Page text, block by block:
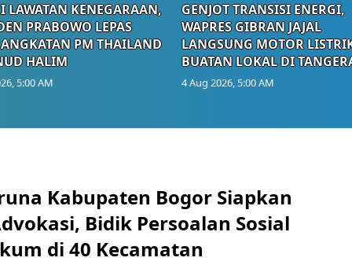
LAWATAN KENEGARAAN,
PRABOWO LEPAS
PM THAILAND
HALIM
5:00 AM
GENJOT TRANSISI ENERGI,
WAPRES GIBRAN JAJAL
LANGSUNG MOTOR
BUATAN LOKAL DI
4 Aug 2026, 5:00 AM
Kabupaten Bogor Siapkan
Bidik Persoalan Sosial
di 40 Kecamatan